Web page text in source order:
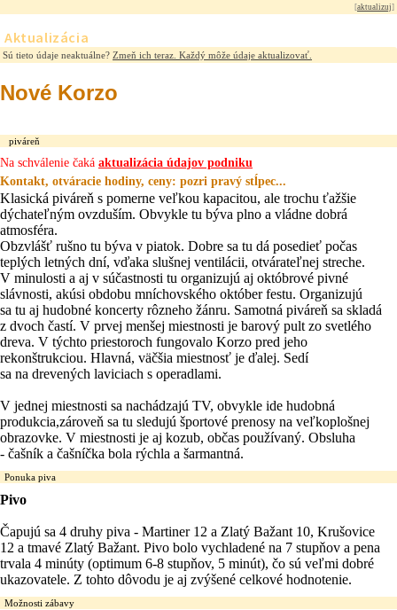
[aktualizuj]
Aktualizácia
Sú tieto údaje neaktuálne? Zmeň ich teraz. Každý môže údaje aktualizovať.
Nové Korzo
piváreň
Na schválenie čaká aktualizácia údajov podniku
Kontakt, otváracie hodiny, ceny: pozri pravý stĺpec...
Klasická piváreň s pomerne veľkou kapacitou, ale trochu ťažšie
dýchateľným ovzduším. Obvykle tu býva plno a vládne dobrá
atmosféra.
Obzvlášť rušno tu býva v piatok. Dobre sa tu dá posedieť počas
teplých letných dní, vďaka slušnej ventilácii, otvárateľnej streche.
V minulosti a aj v súčastnosti tu organizujú aj októbrové pivné
slávnosti, akúsi obdobu mníchovského október festu. Organizujú
sa tu aj hudobné koncerty rôzneho žánru. Samotná piváreň sa skladá
z dvoch častí. V prvej menšej miestnosti je barový pult zo svetlého
dreva. V týchto priestoroch fungovalo Korzo pred jeho
rekonštrukciou. Hlavná, väčšia miestnosť je ďalej. Sedí
sa na drevených laviciach s operadlami.
V jednej miestnosti sa nachádzajú TV, obvykle ide hudobná
produkcia,zároveň sa tu sledujú športové prenosy na veľkoplošnej
obrazovke. V miestnosti je aj kozub, občas používaný. Obsluha
- čašník a čašníčka bola rýchla a šarmantná.
Ponuka piva
Pivo
Čapujú sa 4 druhy piva - Martiner 12 a Zlatý Bažant 10, Krušovice
12 a tmavé Zlatý Bažant. Pivo bolo vychladené na 7 stupňov a pena
trvala 4 minúty (optimum 6-8 stupňov, 5 minút), čo sú veľmi dobré
ukazovatele. Z tohto dôvodu je aj zvýšené celkové hodnotenie.
Možnosti zábavy